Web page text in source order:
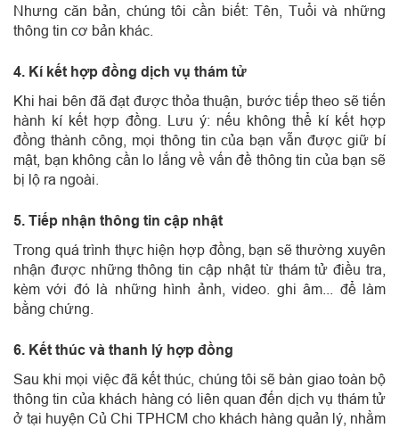
Nhưng căn bản, chúng tôi cần biết: Tên, Tuổi và những
thông tin cơ bản khác.
4. Kí kết hợp đồng dịch vụ thám tử
Khi hai bên đã đạt được thỏa thuận, bước tiếp theo sẽ tiến
hành kí kết hợp đồng. Lưu ý: nếu không thể kí kết hợp
đồng thành công, mọi thông tin của bạn vẫn được giữ bí
mật, bạn không cần lo lắng về vấn đề thông tin của bạn sẽ
bị lộ ra ngoài.
5. Tiếp nhận thông tin cập nhật
Trong quá trình thực hiện hợp đồng, bạn sẽ thường xuyên
nhận được những thông tin cập nhật từ thám tử điều tra,
kèm với đó là những hình ảnh, video. ghi âm... để làm
bằng chứng.
6. Kết thúc và thanh lý hợp đồng
Sau khi mọi việc đã kết thúc, chúng tôi sẽ bàn giao toàn bộ
thông tin của khách hàng có liên quan đến dịch vụ thám tử
ở tại huyện Củ Chi TPHCM cho khách hàng quản lý, nhằm